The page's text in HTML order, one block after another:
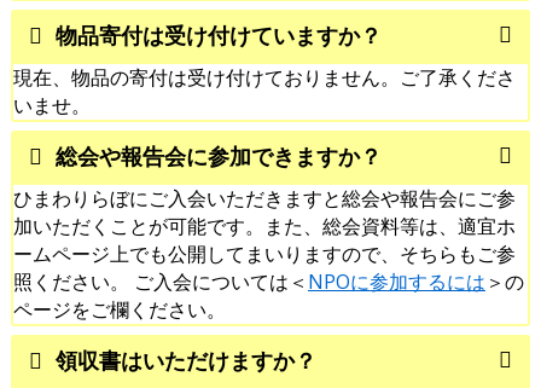
物品寄付は受け付けていますか？
現在、物品の寄付は受け付けておりません。ご了承くださ
いませ。
総会や報告会に参加できますか？
ひまわりらぼにご入会いただきますと総会や報告会にご参
加いただくことが可能です。また、総会資料等は、適宜ホ
ームページ上でも公開してまいりますので、そちらもご参
照ください。 ご入会については＜ NPOに参加するには ＞の
ページをご欄ください。
領収書はいただけますか？